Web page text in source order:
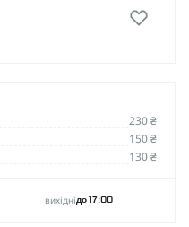
230 ₴
150 ₴
130 ₴
вихіднідо 17:00